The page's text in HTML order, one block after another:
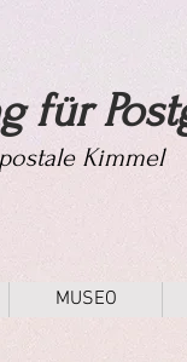
für
Kimmel
MUSEO